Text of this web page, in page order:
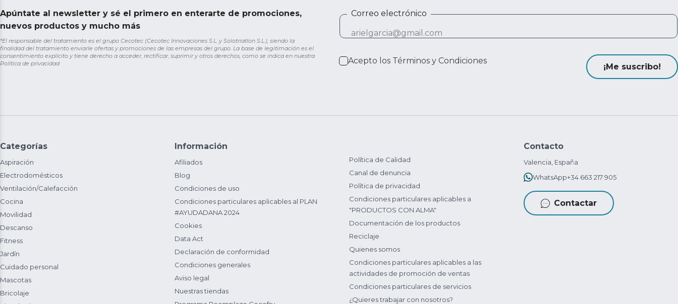
Apúntate al newsletter y sé el primero en enterarte de promociones,
nuevos productos y mucho más
*El responsable del tratamiento es el grupo Cecotec (Cecotec Innovaciones S.L. y Solotriatlon S.L.), siendo la
finalidad del tratamiento enviarle ofertas y promociones de las empresas del grupo. La base de legitimación es el
consentimiento explícito y tiene derecho a acceder, rectificar, suprimir y otros derechos, como se indica en nuestra
Política de privacidad
Correo electrónico
Acepto los Términos y Condiciones
¡Me suscribo!
Categorías
Aspiración
Electrodomésticos
Ventilación/Calefacción
Cocina
Movilidad
Descanso
Fitness
Jardín
Cuidado personal
Mascotas
Bricolaje
Información
Afiliados
Blog
Condiciones de uso
Condiciones particulares aplicables al PLAN
#AYUDADANA 2024
Cookies
Data Act
Declaración de conformidad
Condiciones generales
Aviso legal
Nuestras tiendas
Política de Calidad
Canal de denuncia
Política de privacidad
Condiciones particulares aplicables a
"PRODUCTOS CON ALMA"
Documentación de los productos
Reciclaje
Quienes somos
Condiciones particulares aplicables a las
actividades de promoción de ventas
Condiciones particulares de servicios
¿Quieres trabajar con nosotros?
Contacto
Valencia, España
WhatsApp+34 663 217 905
Contactar